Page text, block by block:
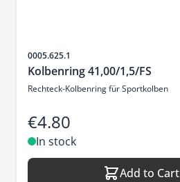
Sku
0005.625.1
Kolbenring 41,00/1,5/FS
Rechteck-Kolbenring für Sportkolben
€4.80
In stock
Add to Cart